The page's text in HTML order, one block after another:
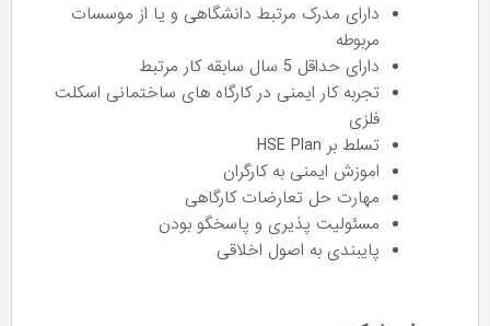
دارای مدرک مرتبط دانشگاهی و یا از موسسات
مربوطه
دارای حداقل 5 سال سابقه کار مرتبط
تجربه کار ایمنی در کارگاه های ساختمانی اسکلت
فلزی
تسلط بر HSE Plan
اموزش ایمنی به کارگران
مهارت حل تعارضات کارگاهی
مسئولیت پذیری و پاسخگو بودن
پایبندی به اصول اخلاقی